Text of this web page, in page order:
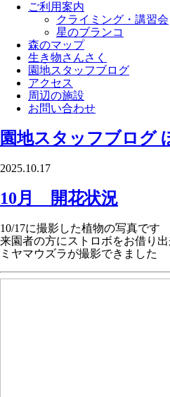
ご利用案内
クライミング・講習会
星のブランコ
森のマップ
生き物さんさく
園地スタッフブログ
アクセス
周辺の施設
お問い合わせ
園地スタッフブログ
2025.10.17
10月 開花状況
10/17に撮影した植物の写真です
来園者の方にストロボをお借り
ミヤマウズラが撮影できました